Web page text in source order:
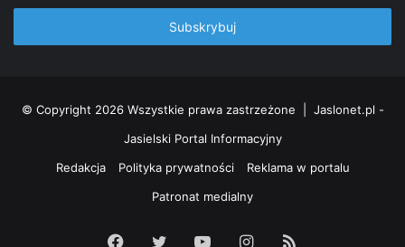
Helena Rogozińska, ul. Mickiewicza –
Łucja Buba, ul. Szajnochy
Kazimiera Rak, ul. Szajnochy
Teresa Papuzińska – Dudek, ul. Szajnochy
adres
© Copyright 2026 Wszystkie prawa zastrzeżone | Jaslonet.pl -
Jasielski Portal Informacyjny
Redakcja
Polityka prywatności
Reklama w portalu
Patronat medialny
Facebook
Twitter YouTubeInstagram